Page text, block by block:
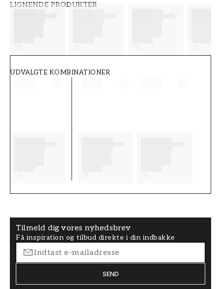
LIGNENDE PRODUKTER
UDVALGTE KOMBINATIONER
Tilmeld dig vores nyhedsbrev
Få inspiration og tilbud direkte i din indbakke
SEND